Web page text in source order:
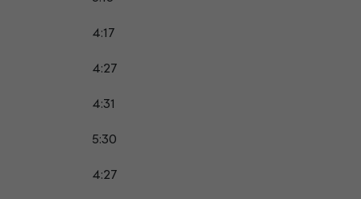
4:17
4:27
4:31
5:30
4:27